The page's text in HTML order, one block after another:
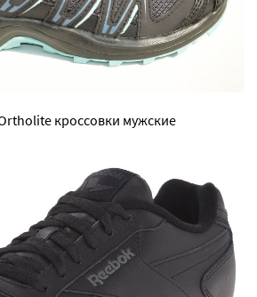
кроссовки мужские